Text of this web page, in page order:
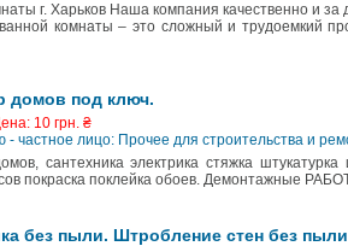
г. Харьков Наша компания качественно и
комнаты – это сложный и трудоемкий
домов под ключ.
10 грн. ₴
- частное лицо: Прочее для строительства и
сантехника электрика стяжка
покраска поклейка обоев. Демонтажные
без пыли. Штробление стен без